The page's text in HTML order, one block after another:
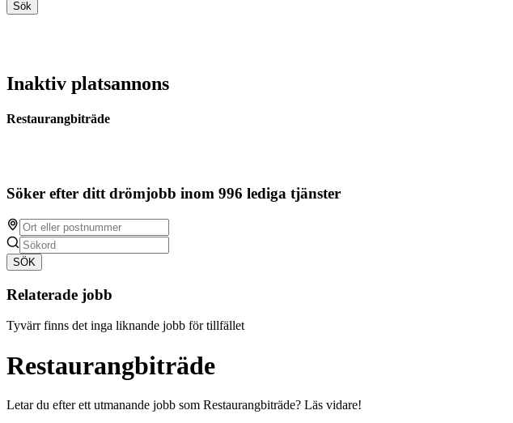
Inaktiv platsannons
Restaurangbiträde
Söker efter ditt drömjobb inom 996 lediga tjänster
SÖK
Relaterade jobb
Tyvärr finns det inga liknande jobb för tillfället
Restaurangbiträde
Letar du efter ett utmanande jobb som Restaurangbiträde? Läs vidare!